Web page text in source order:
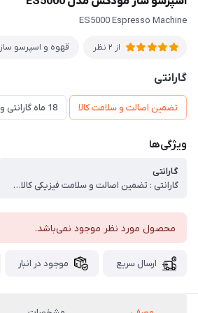
ES5000 Espresso Machine
از 2 نظر قهوه و اسپرسو ساز
گارانتی
تضمین اصالت و سلامت کالا 18 ماه گارانتی و 60 ماه خدمات پس از فروش و ضمانت تعویض
ویژگی‌ها
گارانتی
گارانتی : تضمین اصالت و سلامت فیزیکی کالا (اورجینال)
محصول مورد نظر موجود نمی‌باشد.
ارسال سریع موجود در انبار